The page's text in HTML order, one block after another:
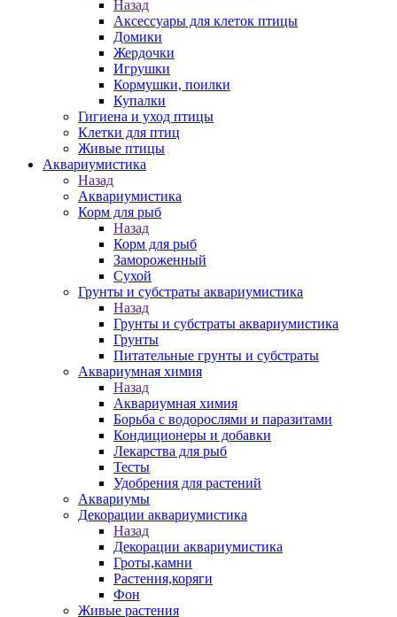
Назад
Аксессуары для клеток птицы
Домики
Жердочки
Игрушки
Кормушки, поилки
Купалки
Гигиена и уход птицы
Клетки для птиц
Живые птицы
Аквариумистика
Назад
Аквариумистика
Корм для рыб
Назад
Корм для рыб
Замороженный
Сухой
Грунты и субстраты аквариумистика
Назад
Грунты и субстраты аквариумистика
Грунты
Питательные грунты и субстраты
Аквариумная химия
Назад
Аквариумная химия
Борьба с водорослями и паразитами
Кондиционеры и добавки
Лекарства для рыб
Тесты
Удобрения для растений
Аквариумы
Декорации аквариумистика
Назад
Декорации аквариумистика
Гроты,камни
Растения,коряги
Фон
Живые растения